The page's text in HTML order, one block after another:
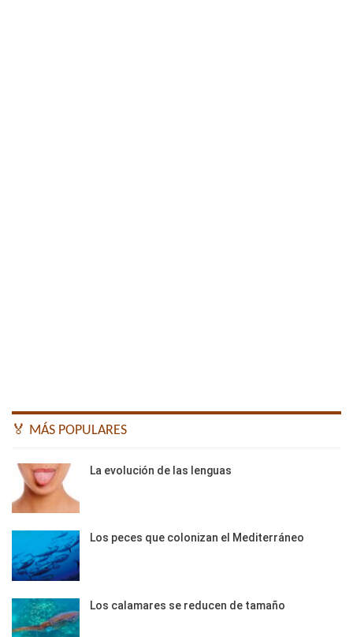
🏅 MÁS POPULARES
La evolución de las lenguas
Los peces que colonizan el Mediterráneo
Los calamares se reducen de tamaño